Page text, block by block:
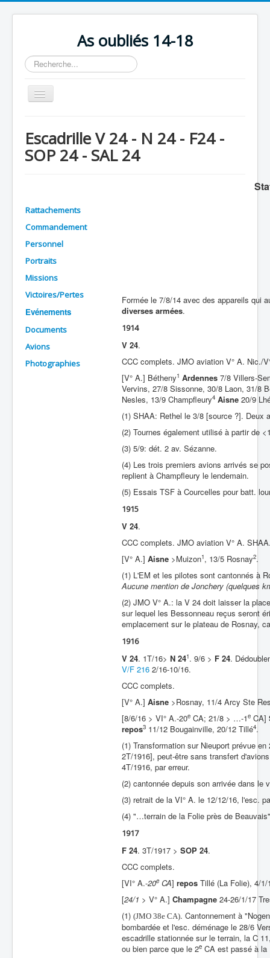
As oubliés 14-18
Rechercher
Basculer
la
Chronologie
Escadrilles
Avions
Personnels
Formation
Doctrines
Les As
Cahiers des As
Escadrille V 24 - N 24 - F24 -
SOP 24 - SAL 24
Rattachements
Commandement
Personnel
Portraits
Missions
Victoires/Pertes
Evénements
Documents
Avions
Photographies
Formée le 7/8/14 avec des appareils qui
diverses armées.
1914
V 24.
CCC complets. JMO aviation V° A. Nic./
[V° A.] Bétheny1 Ardennes 7/8 Villers-
Vervins, 27/8 Sissonne, 30/8 Laon, 31/8
Nesles, 13/9 Champfleury4 Aisne 20/9
(1) SHAA: Rethel le 3/8 [source ?]. Deux
(2) Tournes également utilisé à partir de
(3) 5/9: dét. 2 av. Sézanne.
(4) Les trois premiers avions arrivés se
replient à Champfleury le lendemain.
(5) Essais TSF à Courcelles pour batt.
1915
V 24.
CCC complets. JMO aviation V° A.
[V° A.] Aisne >Muizon1, 13/5 Rosnay2.
(1) L'EM et les pilotes sont cantonnés à
Aucune mention de Jonchery (quelques
(2) JMO V° A.: la V 24 doit laisser la
sur lequel les Bessonneau reçus seront
emplacement sur le plateau de Rosnay,
1916
V 24. 1T/16> N 241. 9/6 > F 24.
V/F 216 2/16-10/16.
CCC complets.
[V° A.] Aisne >Rosnay, 11/4 Arcy Ste
[8/6/16 > VI° A.-20e CA; 21/8 > …-1e CA]
repos3 11/12 Bougainville, 20/12 Tillé4.
(1) Transformation sur Nieuport prévue
2T/1916], peut-être sans transfert
4T/1916, par erreur.
(2) cantonnée depuis son arrivée dans
(3) retrait de la VI° A. le 12/12/16, l'esc.
(4) "…terrain de la Folie près de
1917
F 24. 3T/1917 > SOP 24.
CCC complets.
[VI° A.-20e CA] repos Tillé (La Folie), 4/
[24/1 > V° A.] Champagne 24-26/1/17
(1) (JMO 38e CA). Cantonnement à
bombardée et l'esc. déménage le 28/6
escadrille stationnée sur le terrain, la C
ou bien parce que le 2e CA est passé à la